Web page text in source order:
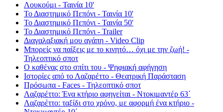
Λουκούμι - Ταινία 10'
Το Διαστημικό Πεπόνι - Ταινία 10'
Το Διαστημικό Πεπόνι - Ταινία 50'
Το Διαστημικό Πεπόνι - Trailer
Διαγαλαξιακή μου αγάπη - Video Clip
Μπορείς να παίξεις με το κινητό… όχι με την ζωή! -
Τηλεοπτικό σποτ
Ο καθένας στο σπίτι του - Ψηφιακή αφήγηση
Ιστορίες από το Λαζαρέττο - Θεατρική Παράσταση
Πρόσωπα - Faces - Τηλεοπτικό σποτ
Λαζαρέττο: Ένα κτήριο αφηγείται - Ντοκιμαντέρ 63΄
Λαζαρέττο: ταξίδι στο χρόνο, με αφορμή ένα κτήριο -